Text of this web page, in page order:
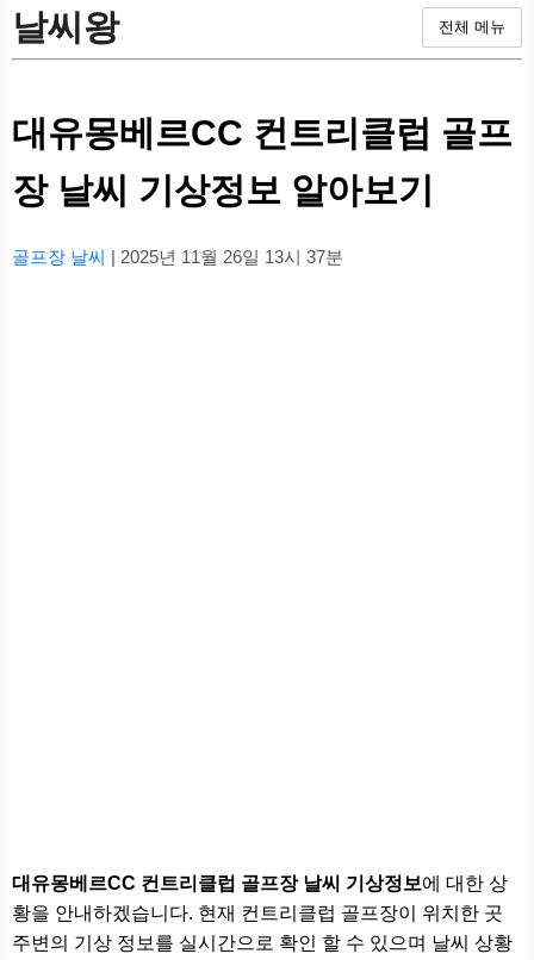
날씨왕 전체 메뉴
대유몽베르CC 컨트리클럽 골프
장 날씨 기상정보 알아보기
골프장 날씨 | 2025년 11월 26일 13시 37분
대유몽베르CC 컨트리클럽 골프장 날씨 기상정보에 대한 상
황을 안내하겠습니다. 현재 컨트리클럽 골프장이 위치한 곳
주변의 기상 정보를 실시간으로 확인 할 수 있으며 날씨 상황